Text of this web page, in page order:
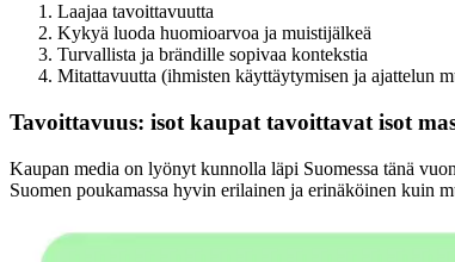
Laajaa tavoittavuutta
Kykyä luoda huomioarvoa ja muistijälkeä
Turvallista ja brändille sopivaa kontekstia
Mitattavuutta (ihmisten käyttäytymisen ja ajattelun
Tavoittavuus: isot kaupat tavoittavat isot
Kaupan media on lyönyt kunnolla läpi Suomessa tänä
Suomen poukamassa hyvin erilainen ja erinäköinen kuin